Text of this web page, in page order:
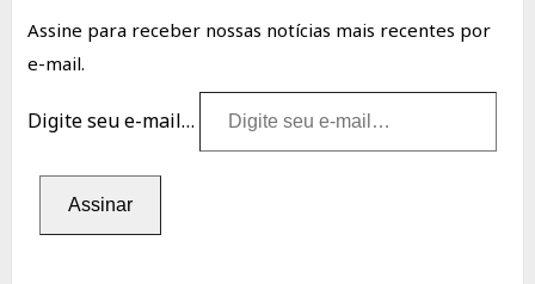
Assine para receber nossas notícias mais recentes por
e-mail.
Digite seu e-mail…
Assinar